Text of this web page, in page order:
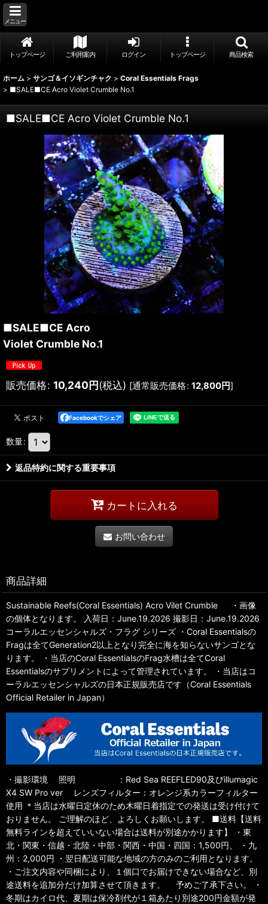
メニュー
トップページ ご利用案内 ログイン トップページ 商品検索
ホーム > サンゴ＆イソギンチャク > Coral Essentials Frags
> ■SALE■CE Acro Violet Crumble No.1
■SALE■CE Acro Violet Crumble No.1
■SALE■CE Acro
Violet Crumble No.1
販売価格: 10,240円(税込) [通常販売価格: 12,800円]
Facebookでシェア
数量:
返品特約に関する重要事項
カートに入れる
お問い合わせ
商品詳細
Sustainable Reefs(Coral Essentials) Acro Vilet Crumble ・画像
の個体となります。 入荷日：June.19.2026 撮影日：June.19.2026
コーラルエッセンシャルズ・フラグ シリーズ ・Coral Essentialsの
Fragは全てGeneration2以上となり完全に海を知らないサンゴとな
ります。 ・当店のCoral EssentialsのFrag水槽は全てCoral
Essentialsのサプリメントによって管理されています。 ・当店はコ
ーラルエッセンシャルズの日本正規販売店です（Coral Essentials
Official Retailer in Japan）
・撮影環境 照明 ：Red Sea REEFLED90及びillumagic
X4 SW Pro ver レンズフィルター：オレンジ系カラーフィルター
使用 ＊当店は水曜日定休のため木曜日着指定での発送は受け付けて
おりません。 ご理解のほど、よろしくお願いします。 ■送料【送料
無料ラインを超えていいない場合は送料が別途かかります】 ・東
北・関東・信越・北陸・中部・関西・中国・四国：1,500円、 ・九
州：2,000円 ・翌日配送可能な地域の方のみのご利用となります。
・ご注文内容や同梱により、１個口でお届けできない場合など、別
途送料を追加分だけ加算させて頂きます。 予めご了承下さい。 ・
冬期はカイロ代、夏期は保冷剤代が１箱あたり別途200円金額が発